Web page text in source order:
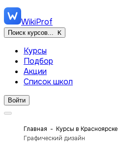
WikiProf
Поиск курсов... K
Курсы
Подбор
Акции
Список школ
Войти
Главная Курсы в Красноярске
Графический дизайн